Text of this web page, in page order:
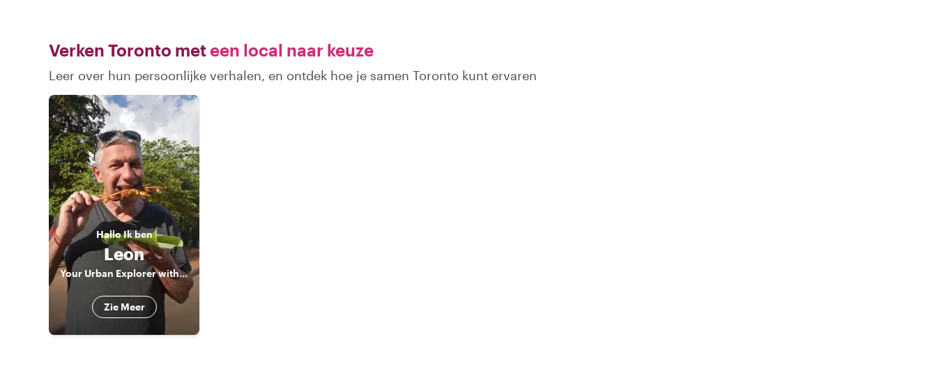
Verken Toronto meteen local naar keuze
Leer over hun persoonlijke verhalen, en ontdek hoe je samen Toronto kunt ervaren
HalloIk ben
Leon
Your Urban Explorer with 32 yrs. of experience; Your best Companion for Toronto and Niagara Falls
Zie Meer